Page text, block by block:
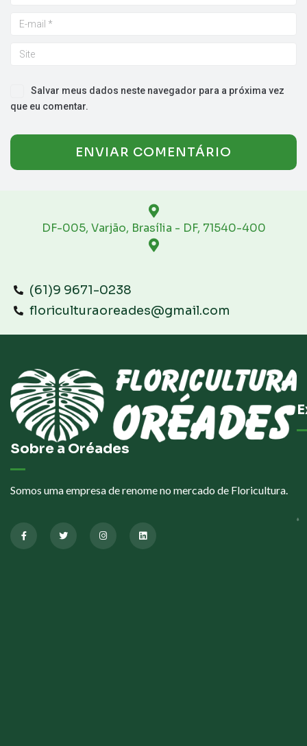
Salvar meus dados neste navegador para a próxima vez
que eu comentar.
DF-005, Varjão, Brasília - DF, 71540-400
(61)9 9671-0238
floriculturaoreades@gmail.com
Sobre a Oréades
Somos uma empresa de renome no mercado de Floricultura.